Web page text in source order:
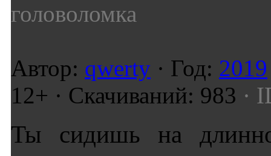
головоломка
Автор: qwerty · Год: 2019
12+ · Скачиваний: 983 ·
Ты сидишь на